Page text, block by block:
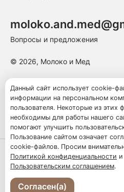
Вопросы и предложения
© 2026, Молоко и Мед
Пользовательское соглашение
Политика конфиденциальности
Публичная оферта
Работает по технологии
Данный сайт использует cookie-
информации на персональном
пользователя. Некоторые из этих
необходимы для работы нашего
помогают улучшить
Пользование сайтом означает
cookie-файлов. Просим
Политикой конфиденциальности и
Пользовательским соглашением.
Согласен(а)